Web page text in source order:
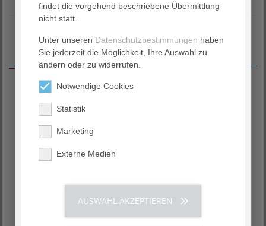
Zertifikate aus diesem Fachbereich
Viszeralonkologisches
Zertifikat (PDF)
Magenkrebszentrum
Zertifikat (PDF)
findet die vorgehend beschriebene Übermittlung
nicht statt.
Unter unseren Datenschutzbestimmungen haben
Sie jederzeit die Möglichkeit, Ihre Auswahl zu
ändern oder zu widerrufen.
Notwendige Cookies
Statistik
Marketing
Externe Medien
AUSWAHL AKZEPTIEREN